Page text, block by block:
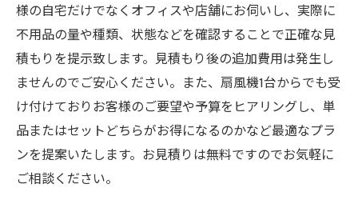
様の自宅だけでなくオフィスや店舗にお伺いし、実際に
不用品の量や種類、状態などを確認することで正確な見
積もりを提示致します。見積もり後の追加費用は発生し
ませんのでご安心ください。また、扇風機1台からでも受
け付けておりお客様のご要望や予算をヒアリングし、単
品またはセットどちらがお得になるのかなど最適なプラ
ンを提案いたします。お見積りは無料ですのでお気軽に
ご相談ください。